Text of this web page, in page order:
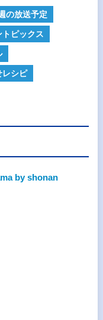
の放送予定
トピックス
レシピ
by shonan